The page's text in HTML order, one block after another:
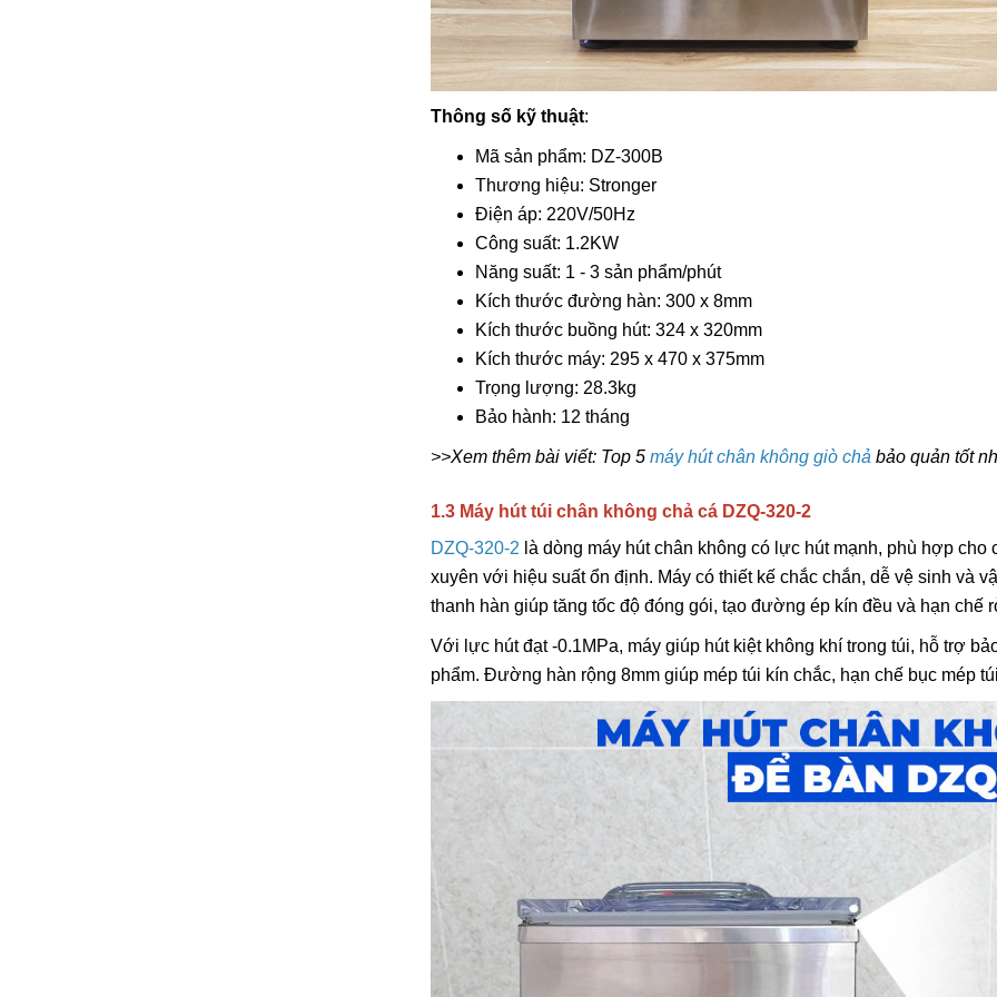
Thông số kỹ thuật:
Mã sản phẩm: DZ-300B
Thương hiệu: Stronger
Điện áp: 220V/50Hz
Công suất: 1.2KW
Năng suất: 1 - 3 sản phẩm/phút
Kích thước đường hàn: 300 x 8mm
Kích thước buồng hút: 324 x 320mm
Kích thước máy: 295 x 470 x 375mm
Trọng lượng: 28.3kg
Bảo hành: 12 tháng
>>Xem thêm bài viết: Top 5 máy hút chân không giò chả bảo quản tốt
1.3 Máy hút túi chân không chả cá DZQ-320-2
DZQ-320-2 là dòng máy hút chân không có lực hút mạnh, phù hợp
xuyên với hiệu suất ổn định. Máy có thiết kế chắc chắn, dễ vệ sinh và
thanh hàn giúp tăng tốc độ đóng gói, tạo đường ép kín đều và hạn chế
Với lực hút đạt -0.1MPa, máy giúp hút kiệt không khí trong túi, hỗ trợ
phẩm. Đường hàn rộng 8mm giúp mép túi kín chắc, hạn chế bục mép